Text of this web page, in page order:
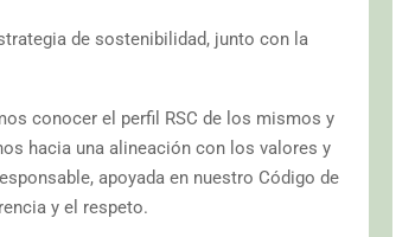
de sostenibilidad, junto con la
conocer el perfil RSC de los mismos y
hacia una alineación con los valores y
apoyada en nuestro Código de
y el respeto.